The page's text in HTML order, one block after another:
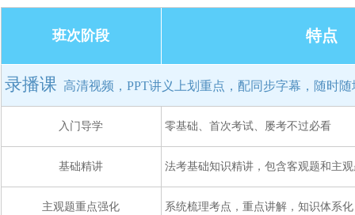
班次阶段 特点
录播课高清视频，PPT讲义上划重点，配同步字幕，随时
入门导学 零基础、首次考试、屡考不过必看
基础精讲 法考基础知识精讲，包含客观题和主
主观题重点强化 系统梳理考点，重点讲解，知识体系化